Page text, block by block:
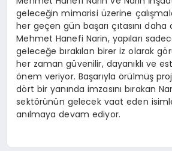
geleceğin mimarisi üzerine
her geçen gün başarı çıtasını
Mehmet Hanefi Narin, yapıları
geleceğe bırakılan birer iz olarak
her zaman güvenilir, dayanıklı ve
önem veriyor. Başarıyla örülmüş
dört bir yanında imzasını bırakan
sektörünün gelecek vaat eden
anılmaya devam ediyor.